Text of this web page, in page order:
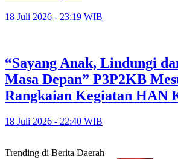
18 Juli 2026 - 23:19 WIB
“Sayang Anak, Lindungi
Masa Depan” P3P2KB
Rangkaian Kegiatan HAN
18 Juli 2026 - 22:40 WIB
Trending di Berita Daerah